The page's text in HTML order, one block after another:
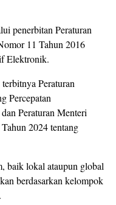
penerbitan Peraturan
11 Tahun 2016
Elektronik.
Peraturan
Percepatan
Peraturan Menteri
2024 tentang
baik lokal ataupun global
berdasarkan kelompok